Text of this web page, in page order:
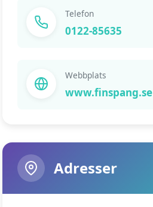
Telefon
0122-85635
Webbplats
www.finspang.se
Adresser